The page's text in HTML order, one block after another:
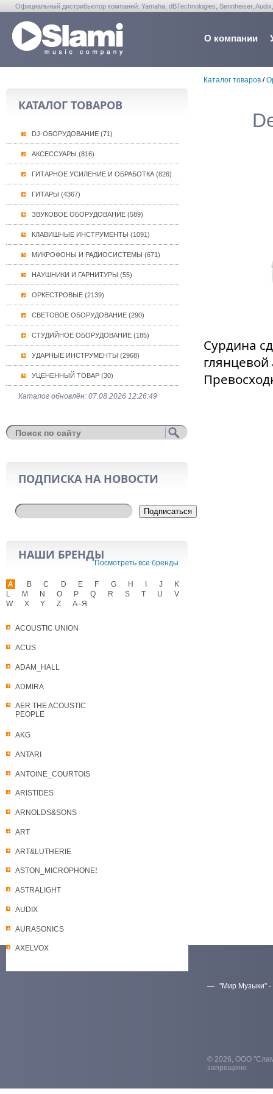
Официальный дистрибьютор компаний: Yamaha, dBTechnologies, Sennheiser,
О компании
КАТАЛОГ ТОВАРОВ
DJ-ОБОРУДОВАНИЕ (71)
АКСЕССУАРЫ (816)
ГИТАРНОЕ УСИЛЕНИЕ И ОБРАБОТКА (826)
ГИТАРЫ (4367)
ЗВУКОВОЕ ОБОРУДОВАНИЕ (589)
КЛАВИШНЫЕ ИНСТРУМЕНТЫ (1091)
МИКРОФОНЫ И РАДИОСИСТЕМЫ (671)
НАУШНИКИ И ГАРНИТУРЫ (55)
ОРКЕСТРОВЫЕ (2139)
СВЕТОВОЕ ОБОРУДОВАНИЕ (290)
СТУДИЙНОЕ ОБОРУДОВАНИЕ (185)
УДАРНЫЕ ИНСТРУМЕНТЫ (2968)
УЦЕНЕННЫЙ ТОВАР (30)
Каталог обновлён: 07.08.2026 12:26:49
ПОДПИСКА НА НОВОСТИ
Подписаться
НАШИ БРЕНДЫ
Посмотреть все бренды
A
ACOUSTIC UNION
ACUS
ADAM_HALL
ADMIRA
AER THE ACOUSTIC
PEOPLE
AKG
ANTARI
ANTOINE_COURTOIS
ARISTIDES
ARNOLDS&SONS
ART
ART&LUTHERIE
ASTON_MICROPHONES
ASTRALIGHT
AUDIX
AURASONICS
AXELVOX
B C D E F G H J
K
L
M N O P Q R S T U
V
W
X Y Z А–Я
Каталог товаров/
Сурдина
"Мир Музыки" -
© 2026, ООО
запрещено.